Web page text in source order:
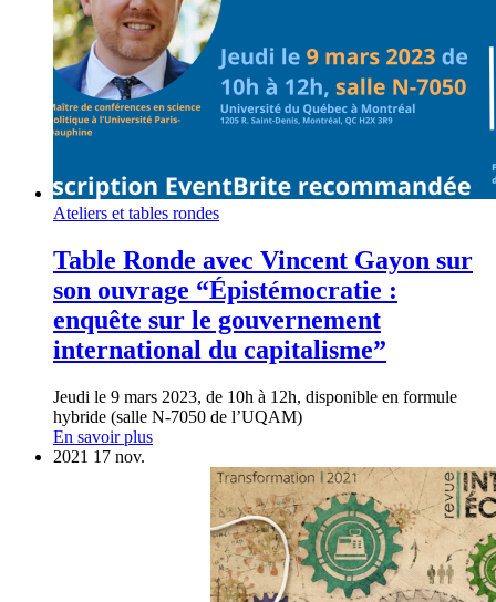
Ateliers et tables rondes
Table Ronde avec Vincent Gayon sur
son ouvrage “Épistémocratie :
enquête sur le gouvernement
international du capitalisme”
Jeudi le 9 mars 2023, de 10h à 12h, disponible en formule
hybride (salle N-7050 de l’UQAM)
En savoir plus
2021 17 nov.